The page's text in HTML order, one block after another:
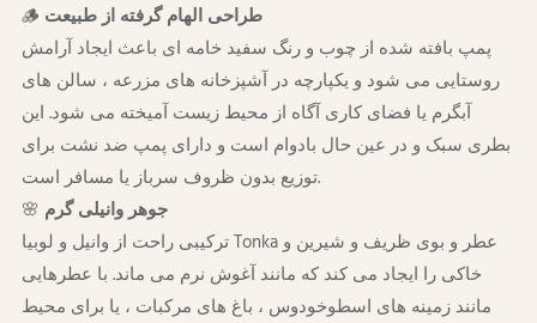
🪵 طراحی الهام گرفته از طبیعت
پمپ بافته شده از چوب و رنگ سفید خامه ای باعث ایجاد آرامش
روستایی می شود و یکپارچه در آشپزخانه های مزرعه ، سالن های
آبگرم یا فضای کاری آگاه از محیط زیست آمیخته می شود. این
بطری سبک و در عین حال بادوام است و دارای پمپ ضد نشت برای
توزیع بدون ظروف سرباز یا مسافر است.
🌸 جوهر وانیلی گرم
ترکیبی راحت از وانیل و لوبیا Tonka عطر و بوی ظریف و شیرین و
خاکی را ایجاد می کند که مانند آغوش نرم می ماند. با عطرهایی
مانند زمینه های اسطوخودوس ، باغ های مرکبات ، یا برای محیط